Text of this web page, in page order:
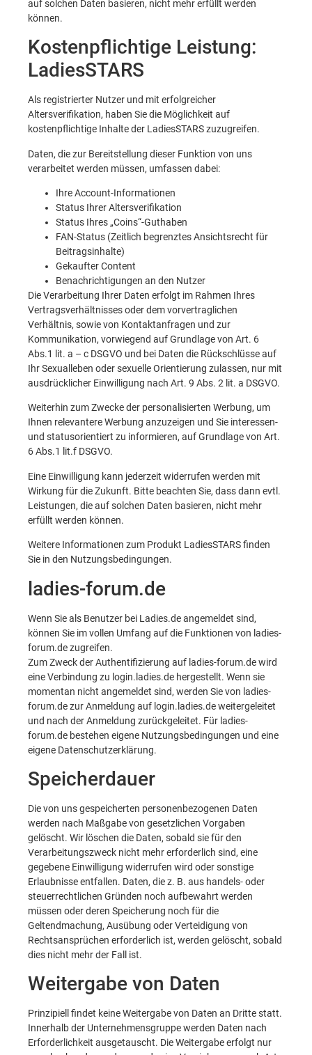
auf solchen Daten basieren, nicht mehr erfüllt werden
können.
Kostenpflichtige Leistung:
LadiesSTARS
Als registrierter Nutzer und mit erfolgreicher
Altersverifikation, haben Sie die Möglichkeit auf
kostenpflichtige Inhalte der LadiesSTARS zuzugreifen.
Daten, die zur Bereitstellung dieser Funktion von uns
verarbeitet werden müssen, umfassen dabei:
Ihre Account-Informationen
Status Ihrer Altersverifikation
Status Ihres „Coins“-Guthaben
FAN-Status (Zeitlich begrenztes Ansichtsrecht für
Beitragsinhalte)
Gekaufter Content
Benachrichtigungen an den Nutzer
Die Verarbeitung Ihrer Daten erfolgt im Rahmen Ihres
Vertragsverhältnisses oder dem vorvertraglichen
Verhältnis, sowie von Kontaktanfragen und zur
Kommunikation, vorwiegend auf Grundlage von Art. 6
Abs.1 lit. a – c DSGVO und bei Daten die Rückschlüsse auf
Ihr Sexualleben oder sexuelle Orientierung zulassen, nur mit
ausdrücklicher Einwilligung nach Art. 9 Abs. 2 lit. a DSGVO.
Weiterhin zum Zwecke der personalisierten Werbung, um
Ihnen relevantere Werbung anzuzeigen und Sie interessen-
und statusorientiert zu informieren, auf Grundlage von Art.
6 Abs.1 lit.f DSGVO.
Eine Einwilligung kann jederzeit widerrufen werden mit
Wirkung für die Zukunft. Bitte beachten Sie, dass dann evtl.
Leistungen, die auf solchen Daten basieren, nicht mehr
erfüllt werden können.
Weitere Informationen zum Produkt LadiesSTARSfinden
Sie in den Nutzungsbedingungen.
ladies-forum.de
Wenn Sie als Benutzer bei Ladies.de angemeldet sind,
können Sie im vollen Umfang auf die Funktionen von ladies-
forum.de zugreifen.
Zum Zweck der Authentifizierung auf ladies-forum.de wird
eine Verbindung zu login.ladies.de hergestellt. Wenn sie
momentan nicht angemeldet sind, werden Sie von ladies-
forum.de zur Anmeldung auf login.ladies.de weitergeleitet
und nach der Anmeldung zurückgeleitet. Für ladies-
forum.de bestehen eigene Nutzungsbedingungen und eine
eigene Datenschutzerklärung.
Speicherdauer
Die von uns gespeicherten personenbezogenen Daten
werden nach Maßgabe von gesetzlichen Vorgaben
gelöscht. Wir löschen die Daten, sobald sie für den
Verarbeitungszweck nicht mehr erforderlich sind, eine
gegebene Einwilligung widerrufen wird oder sonstige
Erlaubnisse entfallen. Daten, die z. B. aus handels- oder
steuerrechtlichen Gründen noch aufbewahrt werden
müssen oder deren Speicherung noch für die
Geltendmachung, Ausübung oder Verteidigung von
Rechtsansprüchen erforderlich ist, werden gelöscht, sobald
dies nicht mehr der Fall ist.
Weitergabe von Daten
Prinzipiell findet keine Weitergabe von Daten an Dritte statt.
Innerhalb der Unternehmensgruppe werden Daten nach
Erforderlichkeit ausgetauscht. Die Weitergabe erfolgt nur